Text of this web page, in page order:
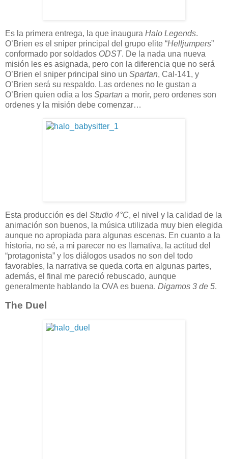
Es la primera entrega, la que inaugura Halo Legends.
O’Brien es el sniper principal del grupo elite “Helljumpers”
conformado por soldados ODST. De la nada una nueva
misión les es asignada, pero con la diferencia que no será
O’Brien el sniper principal sino un Spartan, Cal-141, y
O’Brien será su respaldo. Las ordenes no le gustan a
O’Brien quien odia a los Spartan a morir, pero ordenes son
ordenes y la misión debe comenzar…
Esta producción es del Studio 4°C, el nivel y la calidad de la
animación son buenos, la música utilizada muy bien elegida
aunque no apropiada para algunas escenas. En cuanto a la
historia, no sé, a mi parecer no es llamativa, la actitud del
“protagonista” y los diálogos usados no son del todo
favorables, la narrativa se queda corta en algunas partes,
además, el final me pareció rebuscado, aunque
generalmente hablando la OVA es buena. Digamos 3 de 5.
The Duel